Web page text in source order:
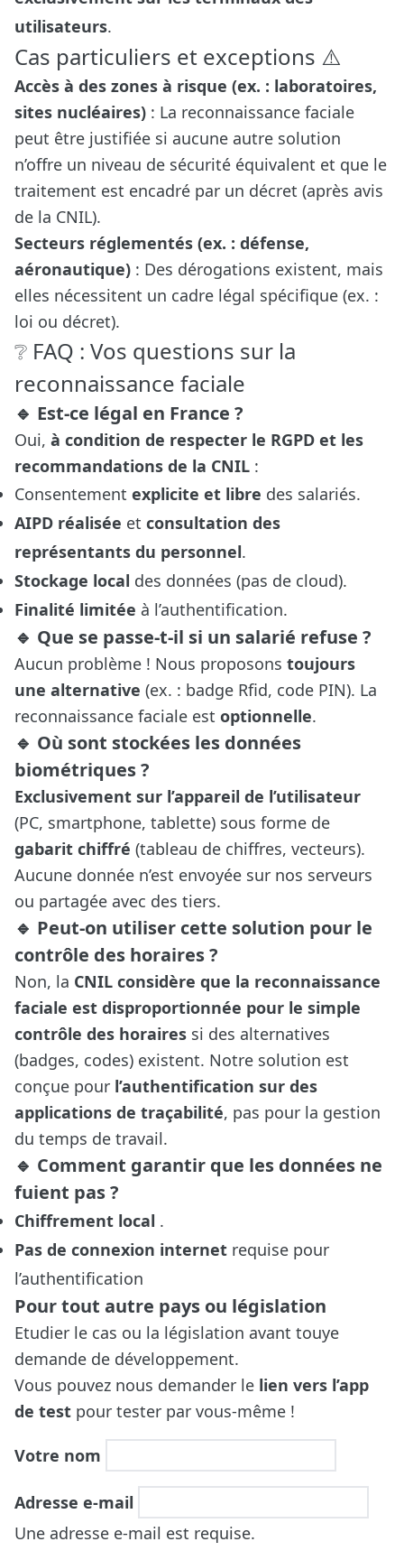
utilisateurs.
Cas particuliers et exceptions ⚠️
Accès à des zones à risque (ex. : laboratoires,
sites nucléaires) : La reconnaissance faciale
peut être justifiée si aucune autre solution
n’offre un niveau de sécurité équivalent et que le
traitement est encadré par un décret (après avis
de la CNIL).
Secteurs réglementés (ex. : défense,
aéronautique) : Des dérogations existent, mais
elles nécessitent un cadre légal spécifique (ex. :
loi ou décret).
❔ FAQ : Vos questions sur la
reconnaissance faciale
🔹 Est-ce légal en France ?
Oui, à condition de respecter le RGPD et les
recommandations de la CNIL :
Consentement explicite et libre des salariés.
AIPD réalisée et consultation des
représentants du personnel.
Stockage local des données (pas de cloud).
Finalité limitée à l’authentification.
🔹 Que se passe-t-il si un salarié refuse ?
Aucun problème ! Nous proposons toujours
une alternative (ex. : badge Rfid, code PIN). La
reconnaissance faciale est optionnelle.
🔹 Où sont stockées les données
biométriques ?
Exclusivement sur l’appareil de l’utilisateur
(PC, smartphone, tablette) sous forme de
gabarit chiffré (tableau de chiffres, vecteurs).
Aucune donnée n’est envoyée sur nos serveurs
ou partagée avec des tiers.
🔹 Peut-on utiliser cette solution pour le
contrôle des horaires ?
Non, la CNIL considère que la reconnaissance
faciale est disproportionnée pour le simple
contrôle des horaires si des alternatives
(badges, codes) existent. Notre solution est
conçue pour l’authentification sur des
applications de traçabilité, pas pour la gestion
du temps de travail.
🔹 Comment garantir que les données ne
fuient pas ?
Chiffrement local .
Pas de connexion internet requise pour
l’authentification
Pour tout autre pays ou législation
Etudier le cas ou la législation avant touye
demande de développement.
Vous pouvez nous demander le lien vers l’app
de test pour tester par vous-même !
Votre nom
Adresse e-mail
Une adresse e-mail est requise.